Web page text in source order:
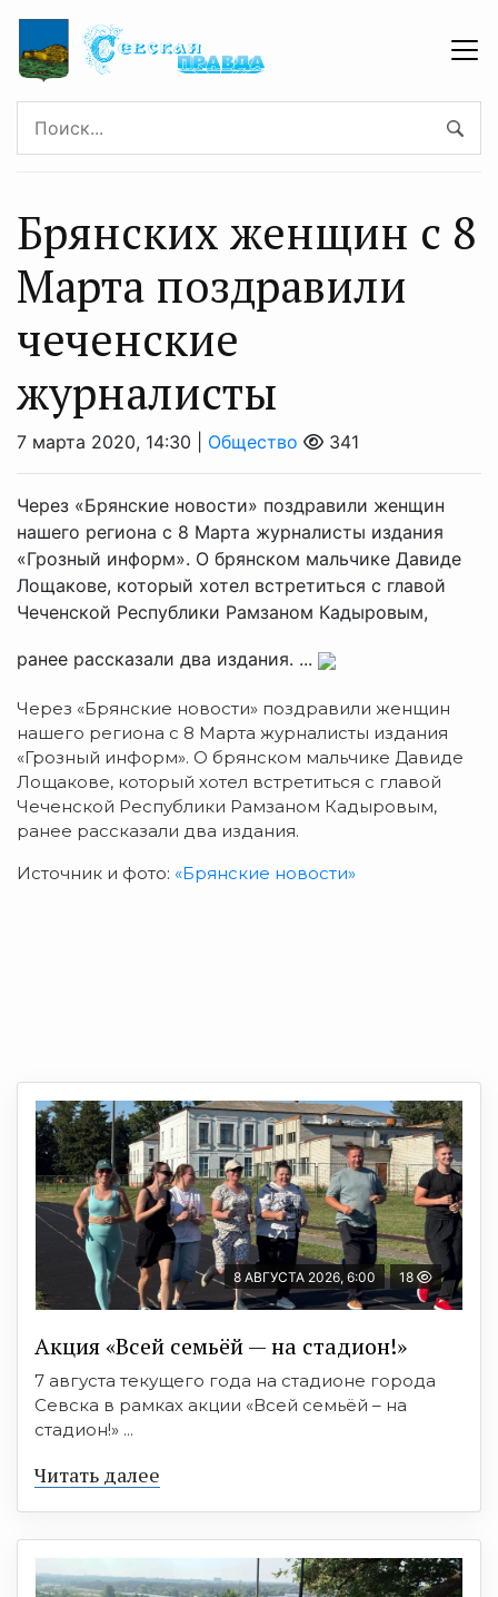
Брянских женщин с 8
Марта поздравили
чеченские
журналисты
7 марта 2020, 14:30 | Общество 341
Через «Брянские новости» поздравили женщин
нашего региона с 8 Марта журналисты издания
«Грозный информ». О брянском мальчике Давиде
Лощакове, который хотел встретиться с главой
Чеченской Республики Рамзаном Кадыровым,
ранее рассказали два издания. ...
Через «Брянские новости» поздравили женщин
нашего региона с 8 Марта журналисты издания
«Грозный информ». О брянском мальчике Давиде
Лощакове, который хотел встретиться с главой
Чеченской Республики Рамзаном Кадыровым,
ранее рассказали два издания.
Источник и фото: «Брянские новости»
8 АВГУСТА 2026, 6:00 18
Акция «Всей семьёй — на стадион!»
7 августа текущего года на стадионе города
Севска в рамках акции «Всей семьёй – на
стадион!» ...
Читать далее